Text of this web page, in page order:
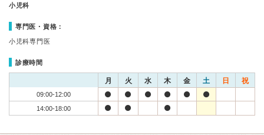
小児科
専門医・資格：
小児科専門医
診療時間
月 火 水 木 金 土 日 祝
09:00-12:00
14:00-18:00